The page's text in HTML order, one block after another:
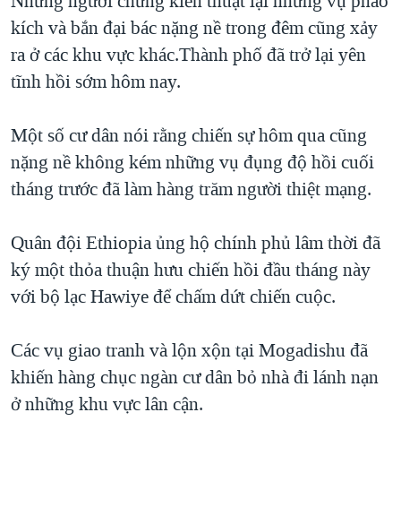
SỨC KHOẺ
VĂN HOÁ
THỂ THAO
NGÀY TỊ NẠN THẾ GIỚI
TRỊNH VĨNH BÌNH - NGƯỜI HẠ 'BÊN THẮNG CUỘC'
GROUND ZERO – XƯA VÀ NAY
CÁC GIÁ TRỊ CỘNG HÒA Ở VIỆT NAM
THƯỢNG ĐỈNH TRUMP-KIM TẠI VIỆT NAM
TRỊNH VĨNH BÌNH VS. CHÍNH PHỦ VIỆT NAM
NGƯ DÂN VIỆT VÀ LÀN SÓNG TRỘM HẢI SÂM
BÊN KIA QUỐC LỘ: TIẾNG VỌNG TỪ NÔNG THÔN MỸ
QUAN HỆ VIỆT MỸ
Ngôn ngữ khác
kích và bắn đại bác nặng nề trong đêm cũng xảy
ra ở các khu vực khác.Thành phố đã trở lại yên
tĩnh hồi sớm hôm nay.
Một số cư dân nói rằng chiến sự hôm qua cũng
nặng nề không kém những vụ đụng độ hồi cuối
tháng trước đã làm hàng trăm người thiệt mạng.
Quân đội Ethiopia ủng hộ chính phủ lâm thời đã
ký một thỏa thuận hưu chiến hồi đầu tháng này
với bộ lạc Hawiye để chấm dứt chiến cuộc.
Các vụ giao tranh và lộn xộn tại Mogadishu đã
khiến hàng chục ngàn cư dân bỏ nhà đi lánh nạn
ở những khu vực lân cận.